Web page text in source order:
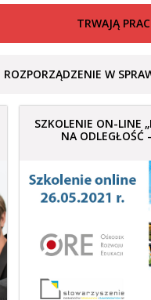
TRWAJĄ
ROZPORZĄDZENIE W
SZKOLENIE ON-LINE
NA ODLEGŁOŚĆ